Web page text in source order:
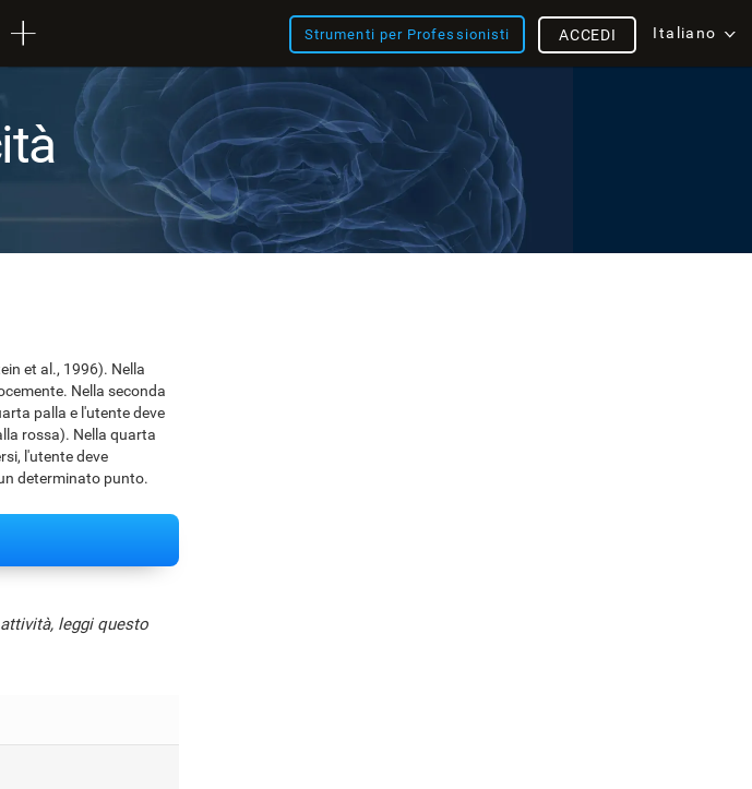
Strumenti per Professionisti Italiano
ACCEDI
et al., 1996). Nella
Nella seconda
palla e l'utente deve
rossa). Nella quarta
l'utente deve
determinato punto.
leggi questo